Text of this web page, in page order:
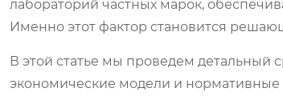
лабораторий частных марок,
Именно этот фактор становится
В этой статье мы проведем детальный
экономические модели и нормативные